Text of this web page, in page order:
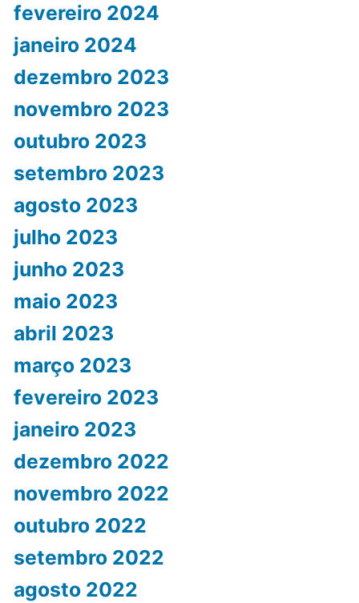
fevereiro 2024
janeiro 2024
dezembro 2023
novembro 2023
outubro 2023
setembro 2023
agosto 2023
julho 2023
junho 2023
maio 2023
abril 2023
março 2023
fevereiro 2023
janeiro 2023
dezembro 2022
novembro 2022
outubro 2022
setembro 2022
agosto 2022